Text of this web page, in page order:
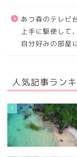
あつ森のテレビ
上手に駆使して
自分好みの部屋
人気記事ラン
1